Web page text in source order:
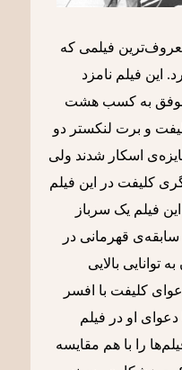
معروف‌ترین فیلمی که
این فیلم نامزد
موفق به کسب هشت‌
و برت لنکستر دو
اسکار شدند ولی
کلیفت در این فیلم
فیلم یک سرباز
قهرمانی در
توانایی بالایی
کلیفت با افسر
او در فیلم
را با هم مقایسه